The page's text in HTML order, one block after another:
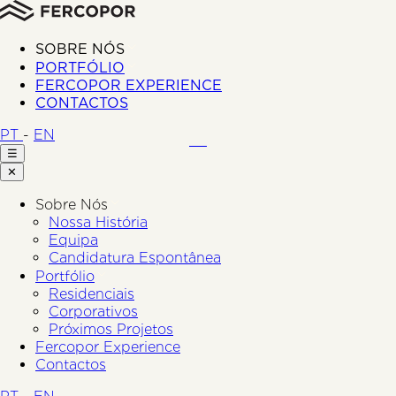
SOBRE NÓS
PORTFÓLIO
FERCOPOR EXPERIENCE
CONTACTOS
PT - EN
☰
✕
Sobre Nós
Nossa História
Equipa
Candidatura Espontânea
Portfólio
Residenciais
Corporativos
Próximos Projetos
Fercopor Experience
Contactos